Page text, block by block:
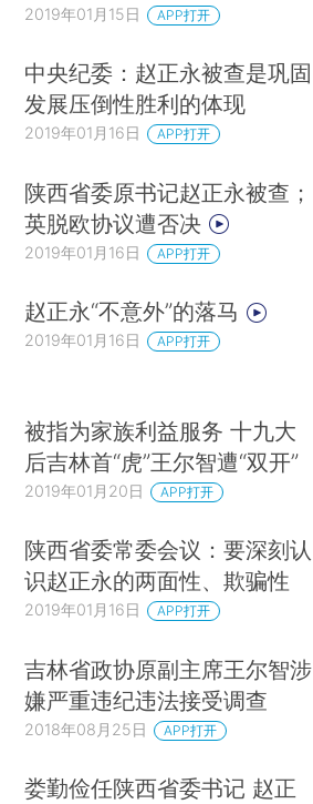
2019年01月15日 APP打开
中央纪委：赵正永被查是巩固
发展压倒性胜利的体现
2019年01月16日 APP打开
陕西省委原书记赵正永被查；
英脱欧协议遭否决
2019年01月16日 APP打开
赵正永“不意外”的落马
2019年01月16日 APP打开
被指为家族利益服务 十九大
后吉林首“虎”王尔智遭“双开”
2019年01月20日 APP打开
陕西省委常委会议：要深刻认
识赵正永的两面性、欺骗性
2019年01月16日 APP打开
吉林省政协原副主席王尔智涉
嫌严重违纪违法接受调查
2018年08月25日 APP打开
娄勤俭任陕西省委书记 赵正